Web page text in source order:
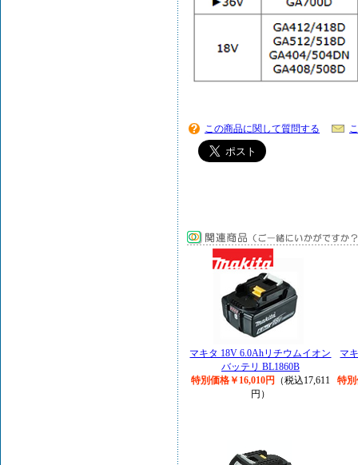
この商品に関して質問する
マキタ 18V 6.0Ahリチウムイオン
バッテリ BL1860B
特別価格￥16,010円
（税込17,611
円）
マ
特別